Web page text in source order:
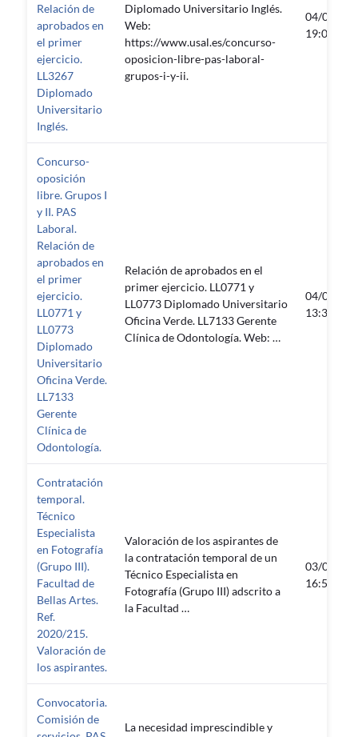
Relación de
aprobados en
el primer
ejercicio.
LL3267
Diplomado
Universitario
Inglés.
Diplomado Universitario Inglés.
Web:
https://www.usal.es/concurso-
oposicion-libre-pas-laboral-
grupos-i-y-ii.
04/03/
19:06:49
Concurso-
oposición
libre. Grupos I
y II. PAS
Laboral.
Relación de
aprobados en
el primer
ejercicio.
LL0771 y
LL0773
Diplomado
Universitario
Oficina Verde.
LL7133
Gerente
Clínica de
Odontología.
Relación de aprobados en el
primer ejercicio. LL0771 y
LL0773 Diplomado Universitario
Oficina Verde. LL7133 Gerente
Clínica de Odontología. Web: …
04/03/
13:32:06
Contratación
temporal.
Técnico
Especialista
en Fotografía
(Grupo III).
Facultad de
Bellas Artes.
Ref.
2020/215.
Valoración de
los aspirantes.
Valoración de los aspirantes de
la contratación temporal de un
Técnico Especialista en
Fotografía (Grupo III) adscrito a
la Facultad …
03/03/
16:56:26
Convocatoria.
Comisión de
La necesidad imprescindible y